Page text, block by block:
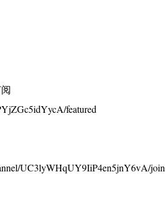
featured
UC3lyWHqUY9IiP4en5jnY6vA/join